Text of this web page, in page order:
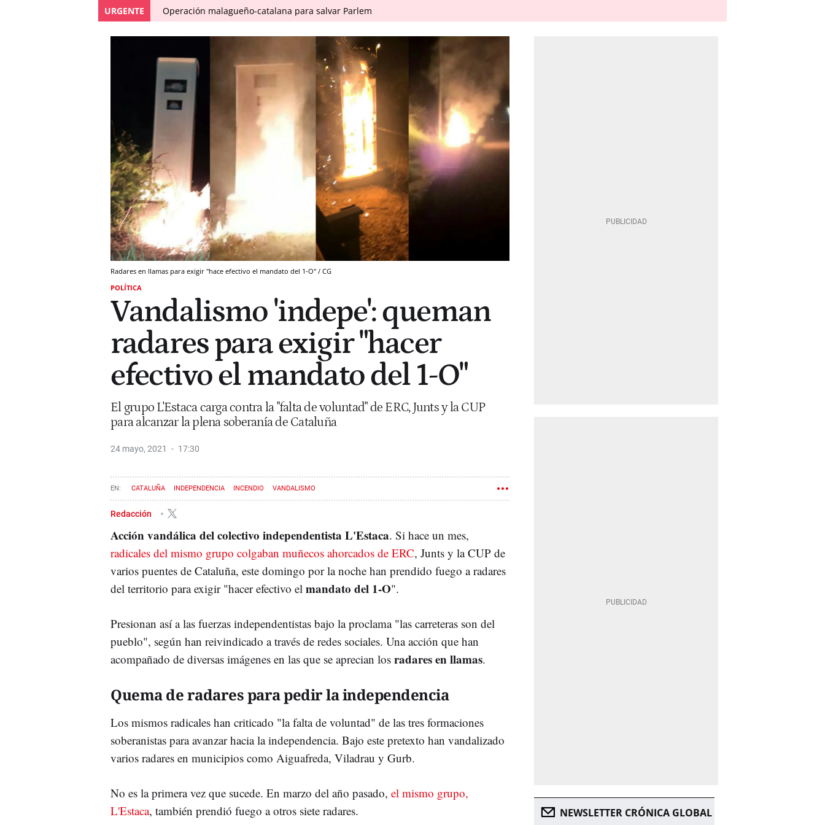
URGENTE Operación malagueño-catalana para salvar Parlem
Radares en llamas para exigir "hace efectivo el mandato del 1-O" / CG
POLÍTICA
Vandalismo 'indepe': queman
radares para exigir "hacer
efectivo el mandato del 1-O"
El grupo L'Estaca carga contra la "falta de voluntad" de ERC, Junts y la CUP
para alcanzar la plena soberanía de Cataluña
24 mayo, 2021 17:30
CATALUÑA INDEPENDENCIA INCENDIO VANDALISMO
Redacción
Acción vandálica del colectivo independentista L'Estaca. Si hace un mes,
radicales del mismo grupo colgaban muñecos ahorcados de ERC, Junts y la CUP de
varios puentes de Cataluña, este domingo por la noche han prendido fuego a radares
del territorio para exigir "hacer efectivo el mandato del 1-O".
Presionan así a las fuerzas independentistas bajo la proclama "las carreteras son del
pueblo", según han reivindicado a través de redes sociales. Una acción que han
acompañado de diversas imágenes en las que se aprecian los radares en llamas.
Quema de radares para pedir la independencia
Los mismos radicales han criticado "la falta de voluntad" de las tres formaciones
soberanistas para avanzar hacia la independencia. Bajo este pretexto han vandalizado
varios radares en municipios como Aiguafreda, Viladrau y Gurb.
No es la primera vez que sucede. En marzo del año pasado, el mismo grupo,
L'Estaca, también prendió fuego a otros siete radares. NEWSLETTER CRÓNICA GLOBAL